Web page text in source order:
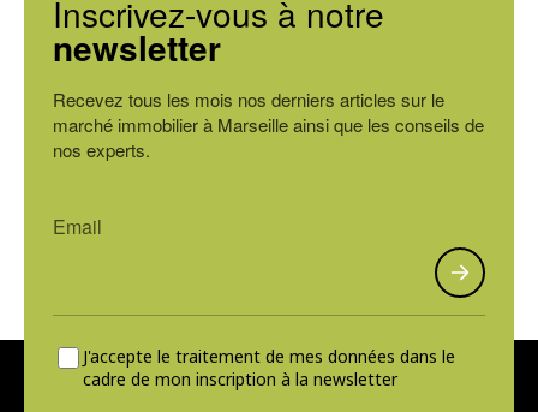
Inscrivez-vous à notre
newsletter
Recevez tous les mois nos derniers articles sur le
marché immobilier à Marseille ainsi que les conseils de
nos experts.
J'accepte le traitement de mes données dans le
cadre de mon inscription à la newsletter